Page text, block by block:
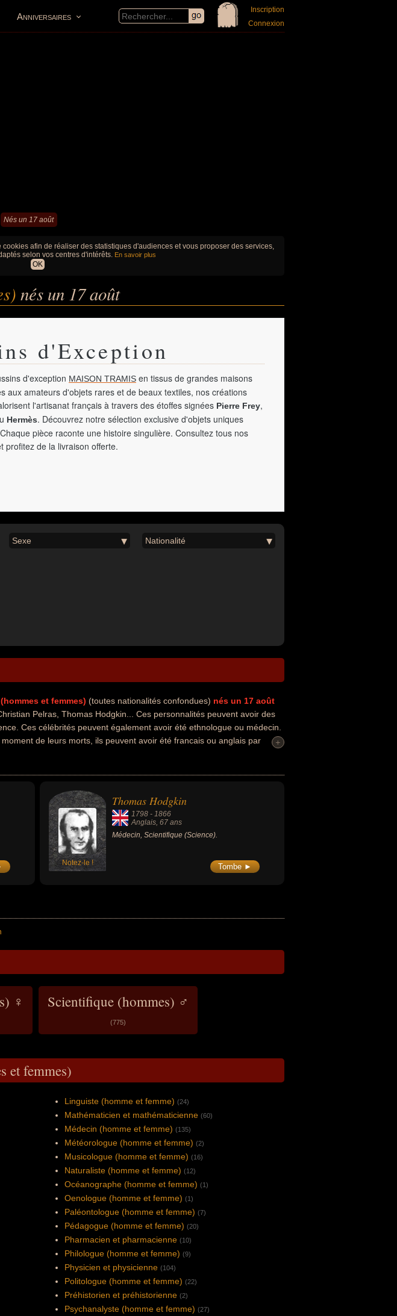
Anniversaires
Inscription
Connexion
Nés un 17 août
afin de réaliser des statistiques d'audiences et vous proposer des services,
selon vos centres d'intérêts. En savoir plus
OK
nés un 17 août
d'Exception
d'exception MAISON TRAMIS en tissus de grandes maisons
aux amateurs d'objets rares et de beaux textiles, nos créations
l'artisanat français à travers des étoffes signées Pierre Frey,
Hermès. Découvrez notre sélection exclusive d'objets uniques
pièce raconte une histoire singulière. Consultez tous nos
profitez de la livraison offerte.
Sexe Nationalité
et femmes) (toutes nationalités confondues) nés un 17 août
Pelras, Thomas Hodgkin... Ces personnalités peuvent avoir des
Ces célébrités peuvent également avoir été ethnologue ou médecin.
de leurs morts, ils peuvent avoir été francais ou anglais par
+
Notez-le !
Thomas Hodgkin
1798 -1866
Anglais, 67 ans
Médecin, Scientifique (Science).
Tombe ►
♀ Scientifique (hommes) ♂
(775)
et femmes)
Linguiste (homme et femme) (24)
Mathématicien et mathématicienne (60)
Médecin (homme et femme) (135)
Météorologue (homme et femme) (2)
Musicologue (homme et femme) (16)
Naturaliste (homme et femme) (12)
Océanographe (homme et femme) (1)
Oenologue (homme et femme) (1)
Paléontologue (homme et femme) (7)
Pédagogue (homme et femme) (20)
Pharmacien et pharmacienne (10)
Philologue (homme et femme) (9)
Physicien et physicienne (104)
Politologue (homme et femme) (22)
Préhistorien et préhistorienne (2)
Psychanalyste (homme et femme) (27)